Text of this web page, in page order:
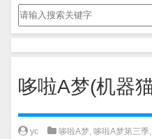
哆啦A梦(机器
yc 哆啦A梦, 哆啦A梦第三季,